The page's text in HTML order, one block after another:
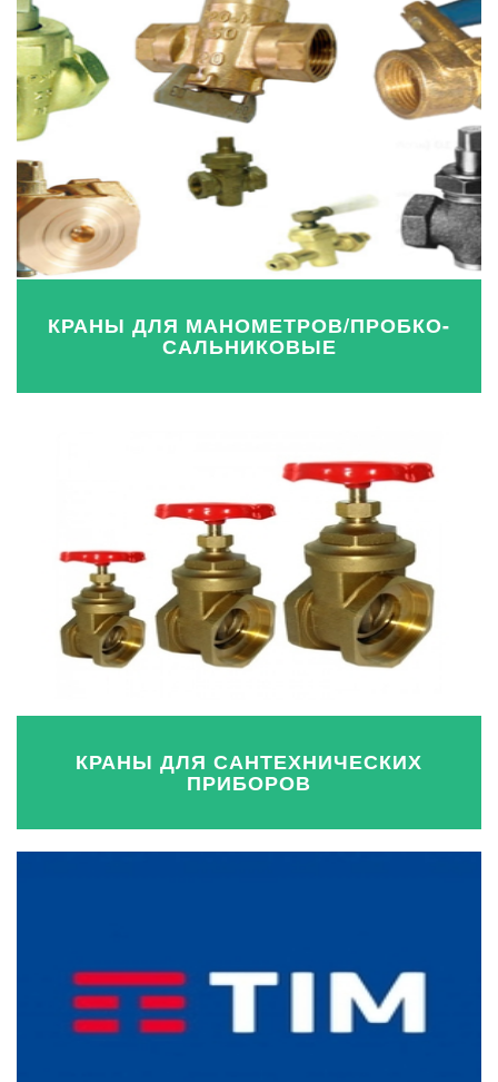
КРАНЫ ДЛЯ МАНОМЕТРОВ/ПРОБКО-
САЛЬНИКОВЫЕ
КРАНЫ ДЛЯ САНТЕХНИЧЕСКИХ
ПРИБОРОВ